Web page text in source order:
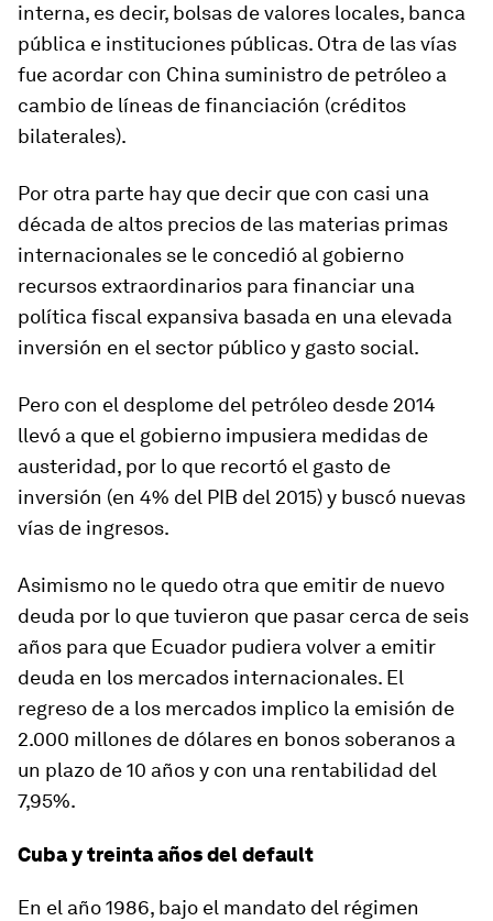
interna, es decir, bolsas de valores locales, banca
pública e instituciones públicas. Otra de las vías
fue acordar con China suministro de petróleo a
cambio de líneas de financiación (créditos
bilaterales).
Por otra parte hay que decir que con casi una
década de altos precios de las materias primas
internacionales se le concedió al gobierno
recursos extraordinarios para financiar una
política fiscal expansiva basada en una elevada
inversión en el sector público y gasto social.
Pero con el desplome del petróleo desde 2014
llevó a que el gobierno impusiera medidas de
austeridad, por lo que recortó el gasto de
inversión (en 4% del PIB del 2015) y buscó nuevas
vías de ingresos.
Asimismo no le quedo otra que emitir de nuevo
deuda por lo que tuvieron que pasar cerca de seis
años para que Ecuador pudiera volver a emitir
deuda en los mercados internacionales. El
regreso de a los mercados implico la emisión de
2.000 millones de dólares en bonos soberanos a
un plazo de 10 años y con una rentabilidad del
7,95%.
Cuba y treinta años del default
En el año 1986, bajo el mandato del régimen